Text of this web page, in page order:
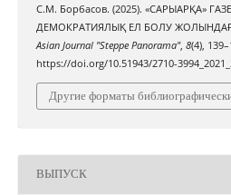
С.М. Борбасов. (2025). «САРЫАРҚА»
ДЕМОКРАТИЯЛЫҚ ЕЛ БОЛУ
Asian Journal "Steppe Panorama", 8(4),
https://doi.org/10.51943/2710-
Другие форматы
ВЫПУСК